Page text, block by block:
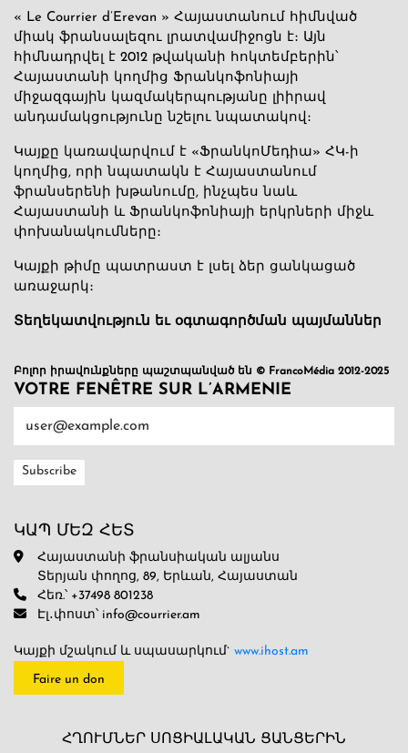
« Le Courrier d’Erevan » Հայաստանում հիմնված
միակ ֆրանսալեզու լրատվամիջոցն է։ Այն
հիմնադրվել է 2012 թվականի հոկտեմբերին՝
Հայաստանի կողմից Ֆրանկոֆոնիայի
միջազգային կազմակերպությանը լիիրավ
անդամակցությունը նշելու նպատակով։
Կայքը կառավարվում է «ՖրանկոՄեդիա» ՀԿ-ի
կողմից, որի նպատակն է Հայաստանում
ֆրանսերենի խթանումը, ինչպես նաև
Հայաստանի և Ֆրանկոֆոնիայի երկրների միջև
փոխանակումները։
Կայքի թիմը պատրաստ է լսել ձեր ցանկացած
առաջարկ։
Տեղեկատվություն եւ օգտագործման պայմաններ
Բոլոր իրավունքները պաշտպանված են © FrancoMédia 2012-2025
VOTRE FENÊTRE SUR L’ARMENIE
ԿԱՊ ՄԵԶ ՀԵՏ
Հայաստանի ֆրանսիական ալյանս
Տերյան փողոց, 89, Երևան, Հայաստան
Հեռ.՝ +37498 801238
Էլ․փոստ՝ info@courrier.am
Կայքի մշակում և սպասարկում` www.ihost.am
Faire un don
ՀՂՈՒՄՆԵՐ ՍՈՑԻԱԼԱԿԱՆ ՑԱՆՑԵՐԻՆ